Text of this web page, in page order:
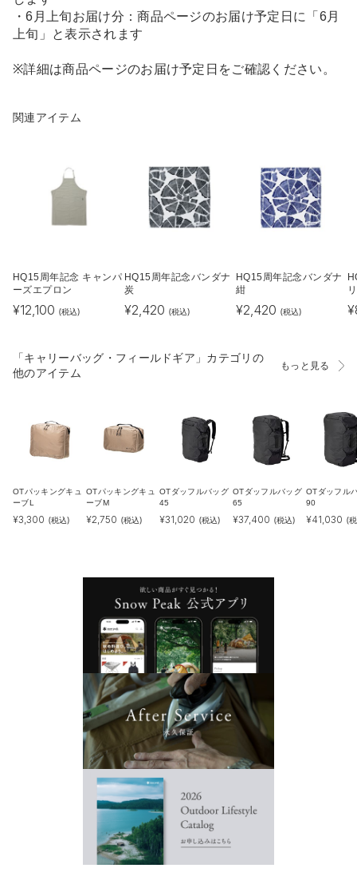
・6月上旬お届け分：商品ページのお届け予定日に「6月
上旬」と表示されます
※詳細は商品ページのお届け予定日をご確認ください。
関連アイテム
HQ15周年記念 キャンパ
ーズエプロン
¥12,100 (税込)
HQ15周年記念バンダナ
炭
¥2,420 (税込)
HQ15周年記念バンダナ
紺
¥2,420 (税込) ¥
「キャリーバッグ・フィールドギア」カテゴリの
他のアイテム
もっと見る
OTパッキングキュ
ーブL
¥3,300 (税込)
OTパッキングキュ
ーブM
¥2,750 (税込)
OTダッフルバッグ
45
¥31,020 (税込)
OTダッフルバッグ
65
¥37,400 (税込)
OTダッフル
90
¥41,030 (